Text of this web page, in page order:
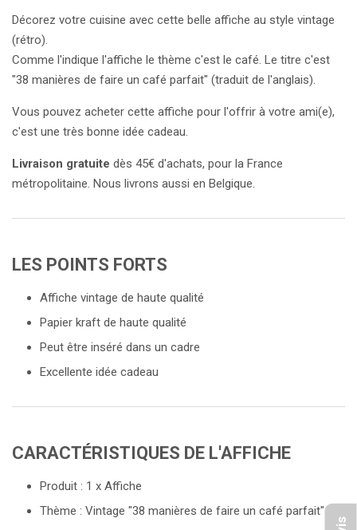
Décorez votre cuisine avec cette belle affiche au style vintage
(rétro).
Comme l'indique l'affiche le thème c'est le café. Le titre c'est
"38 manières de faire un café parfait" (traduit de l'anglais).
Vous pouvez acheter cette affiche pour l'offrir à votre ami(e),
c'est une très bonne idée cadeau.
Livraison gratuite dès 45€ d'achats, pour la France
métropolitaine. Nous livrons aussi en Belgique.
LES POINTS FORTS
Affiche vintage de haute qualité
Papier kraft de haute qualité
Peut être inséré dans un cadre
Excellente idée cadeau
CARACTÉRISTIQUES DE L'AFFICHE
Produit : 1 x Affiche
Thème : Vintage "38 manières de faire un café parfait"